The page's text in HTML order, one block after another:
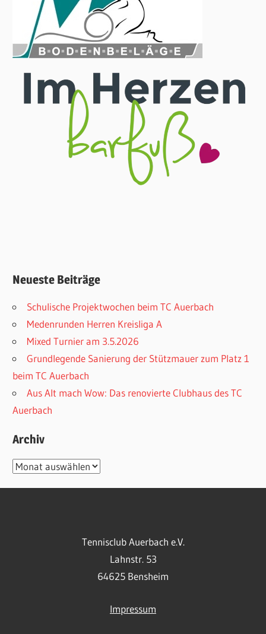
Neueste Beiträge
Schulische Projektwochen beim TC Auerbach
Medenrunden Herren Kreisliga A
Mixed Turnier am 3.5.2026
Grundlegende Sanierung der Stützmauer zum Platz 1
beim TC Auerbach
Aus Alt mach Wow: Das renovierte Clubhaus des TC
Auerbach
Archiv
Archiv
Tennisclub Auerbach e.V.
Lahnstr. 53
64625 Bensheim
Impressum